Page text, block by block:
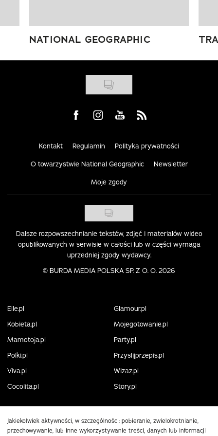
NATIONAL GEOGRAPHIC
Visit us on Facebook
Visit us on Instagram
Visit us on Youtube
Visit us on Rss
Kontakt Regulamin Polityka prywatności
O towarzystwie National Geographic Newsletter
Moje zgody
Dalsze rozpowszechnianie tekstów, zdjęć i materiałów wideo
opublikowanych w serwisie w całości lub w części wymaga
uprzedniej zgody wydawcy.
© BURDA MEDIA POLSKA SP. Z O. O. 2026
Elle.pl
Glamour.pl
Kobieta.pl
Mojegotowanie.pl
Mamotoja.pl
Party.pl
Polki.pl
Przyslijprzepis.pl
Viva.pl
Wizaz.pl
Cocolita.pl
Story.pl
Jakiekolwiek aktywności, w szczególności: pobieranie, zwielokrotnianie,
przechowywanie, lub inne wykorzystywanie treści, danych lub informacji